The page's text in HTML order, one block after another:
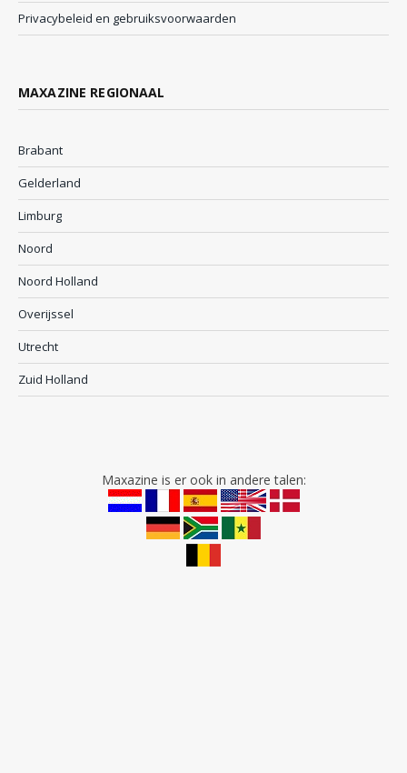
Privacybeleid en gebruiksvoorwaarden
MAXAZINE REGIONAAL
Brabant
Gelderland
Limburg
Noord
Noord Holland
Overijssel
Utrecht
Zuid Holland
Maxazine is er ook in andere talen: